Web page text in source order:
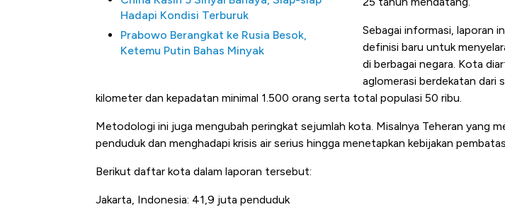
Hadapi Kondisi Terburuk
Prabowo Berangkat ke Rusia Besok,
Ketemu Putin Bahas Minyak
Sebagai informasi, laporan
definisi baru untuk
di berbagai negara. Kota
aglomerasi berdekatan dari
kilometer dan kepadatan minimal 1.500 orang serta total populasi 50 ribu.
Metodologi ini juga mengubah peringkat sejumlah kota. Misalnya Teheran yang
penduduk dan menghadapi krisis air serius hingga menetapkan kebijakan
Berikut daftar kota dalam laporan tersebut:
Jakarta, Indonesia: 41,9 juta penduduk
Begini Cara Korsel atasi Panas Tanpa AC
di Jaman Dulu
Daftar Sungai
Sampai Ribuan